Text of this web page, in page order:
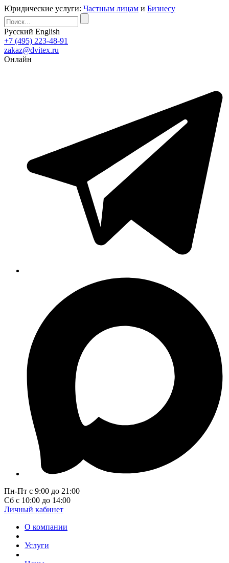
Юридические услуги: Частным лицам и Бизнесу
Русский English
+7 (495) 223-48-91
zakaz@dvitex.ru
Онлайн
Пн-Пт с 9:00 до 21:00
Сб с 10:00 до 14:00
Личный кабинет
О компании
Услуги